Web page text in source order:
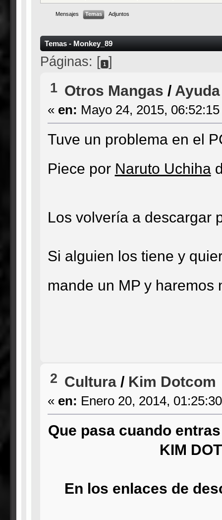
Mensajes Temas Adjuntos
Temas - Monkey_89
Páginas: [ 1 ]
1 Otros Mangas /
« en: Mayo 24, 2015,
Tuve un problema en el
Piece por Naruto Uchiha
Los volvería a descargar
Si alguien los tiene y
mande un MP y
2 Cultura/ Kim Dotcom
« en: Enero 20, 2014,
Que pasa cuando
KIM
En los enlaces de